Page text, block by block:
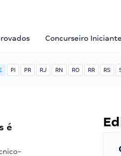
Concurseiro Iniciante
PI PR RJ RN RO RR RS
é